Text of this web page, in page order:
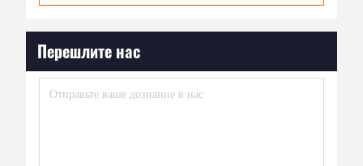
Перешлите нас